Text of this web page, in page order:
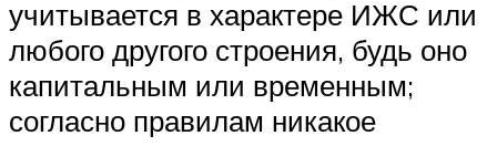
учитывается в характере ИЖС или
любого другого строения, будь оно
капитальным или временным;
согласно правилам никакое